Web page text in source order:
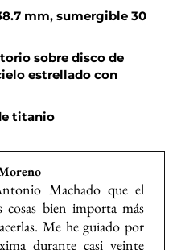
mm, sumergible 30
sobre disco de
estrellado con
titanio
Machado que el
cosas bien importa más
Me he guiado por
durante casi veinte